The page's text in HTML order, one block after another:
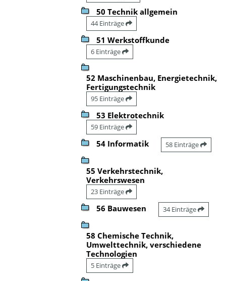
50 Technik allgemein
44 Einträge
51 Werkstoffkunde
6 Einträge
52 Maschinenbau, Energietechnik,
Fertigungstechnik
95 Einträge
53 Elektrotechnik
59 Einträge
54 Informatik 58 Einträge
55 Verkehrstechnik,
Verkehrswesen
23 Einträge
56 Bauwesen 34 Einträge
58 Chemische Technik,
Umwelttechnik, verschiedene
Technologien
5 Einträge